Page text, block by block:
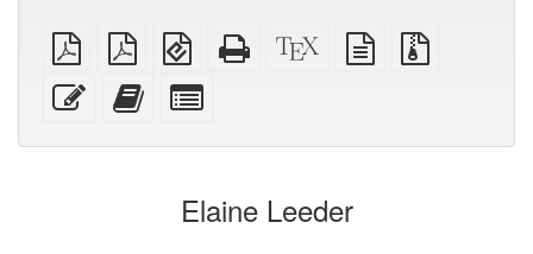
PDF
brut
PDF
A4
imposé
EPUB
(pour
appareils
mobiles)
HTML
autonome
Source
XeLaTeX
texte
source
Modifier
ce
Ajouter
ce
au
livres
parties
le
générateur
Elaine Leeder